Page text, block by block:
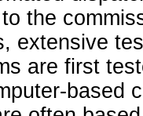
the
extensive
are first
based